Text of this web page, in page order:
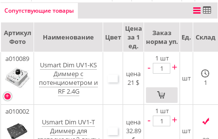
Сопутствующие товары
Артикул
Фото
Наименование Цвет
Цена
за 1
ед.
Заказ
норма уп. Ед. Склад
a010089
Usmart Dim UV1-KS
Диммер с
потенциометром и
RF 2.4G
цена
21 $
1 шт
- +
шт 1
a010002
Usmart Dim UV1-T
Диммер для
цена
32.89
1 шт
- +
шт